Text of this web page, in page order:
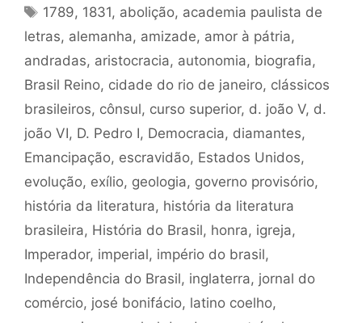
Tags
1789, 1831, abolição, academia paulista de
letras, alemanha, amizade, amor à pátria,
andradas, aristocracia, autonomia, biografia,
Brasil Reino, cidade do rio de janeiro, clássicos
brasileiros, cônsul, curso superior, d. joão V, d.
joão VI, D. Pedro I, Democracia, diamantes,
Emancipação, escravidão, Estados Unidos,
evolução, exílio, geologia, governo provisório,
história da literatura, história da literatura
brasileira, História do Brasil, honra, igreja,
Imperador, imperial, império do brasil,
Independência do Brasil, inglaterra, jornal do
comércio, josé bonifácio, latino coelho,